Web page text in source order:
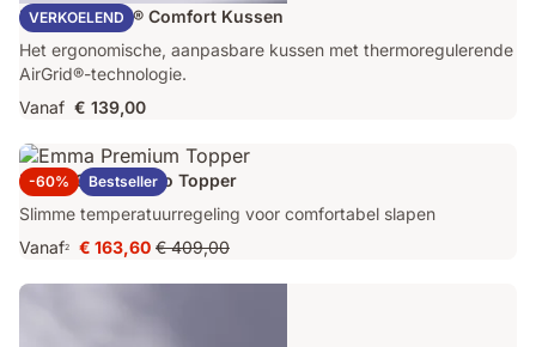
VERKOELEND
Emma AirGrid® Comfort Kussen
Het ergonomische, aanpasbare kussen met thermoregulerende
AirGrid®-technologie.
Vanaf € 139,00
-60% Bestseller
Emma Original Pro Topper
Slimme temperatuurregeling voor comfortabel slapen
Vanaf2
Prijs
€ 163,60
€ 163,60 Oorspronkelijke
prijs
€ 409,00